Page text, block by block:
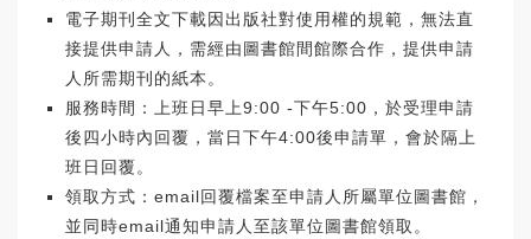
電子期刊全文下載因出版社對使用權的規範，無法直
接提供申請人，需經由圖書館間館際合作，提供申請
人所需期刊的紙本。
服務時間：上班日早上9:00 -下午5:00，於受理申請
後四小時內回覆，當日下午4:00後申請單，會於隔上
班日回覆。
領取方式：email回覆檔案至申請人所屬單位圖書館，
並同時email通知申請人至該單位圖書館領取。